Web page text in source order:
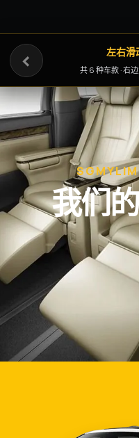
‹ 左右滑
共 6 种车款 · 右
我们